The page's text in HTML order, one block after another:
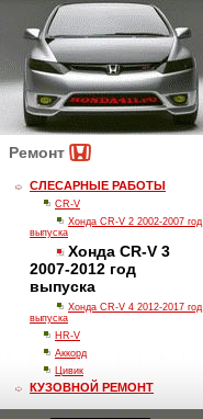
Ремонт
СЛЕСАРНЫЕ РАБОТЫ
CR-V
Хонда CR-V 2 2002-2007 год
выпуска
Хонда CR-V 3
2007-2012 год
выпуска
Хонда CR-V 4 2012-2017 год
выпуска
HR-V
Аккорд
Цивик
КУЗОВНОЙ РЕМОНТ